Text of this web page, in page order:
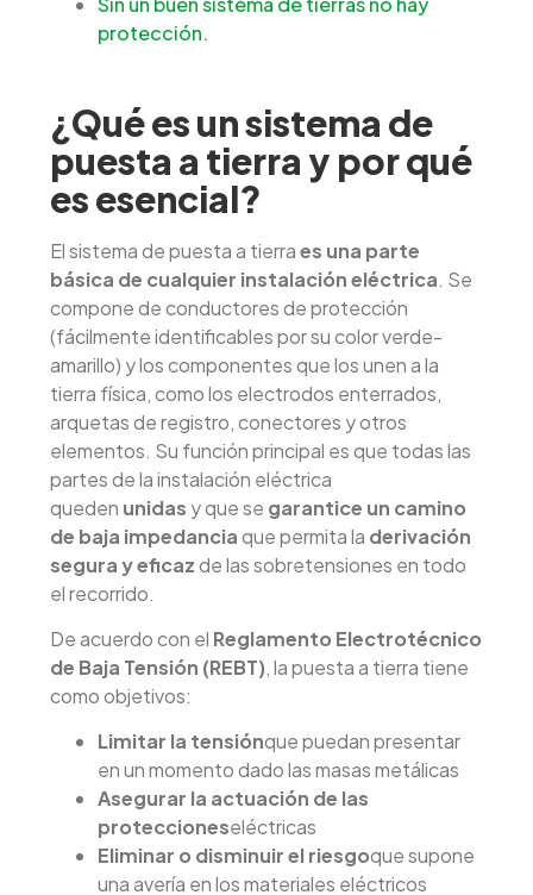
protección.
¿Qué es un sistema de
puesta a tierra y por qué
es esencial?
El sistema de puesta a tierraes una parte
básica de cualquier instalación eléctrica. Se
compone de conductores de protección
(fácilmente identificables por su color verde-
amarillo) y los componentes que los unen a la
tierra física, como los electrodos enterrados,
arquetas de registro, conectores y otros
elementos. Su función principal es que todas las
partes de la instalación eléctrica
queden unidas y que se garantice un camino
de baja impedanciaque permita la derivación
segura y eficazde las sobretensiones en todo
el recorrido.
De acuerdo con el Reglamento Electrotécnico
de Baja Tensión (REBT), la puesta a tierra tiene
como objetivos:
Limitar la tensiónque puedan presentar
en un momento dado las masas metálicas
Asegurar la actuación de las
proteccioneseléctricas
Eliminar o disminuir el riesgoque supone
una avería en los materiales eléctricos